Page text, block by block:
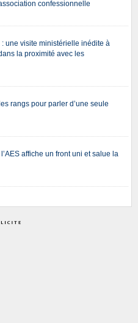
confessionnelle
une visite ministérielle inédite à
la proximité avec les
rangs pour parler d’une seule
affiche un front uni et salue la